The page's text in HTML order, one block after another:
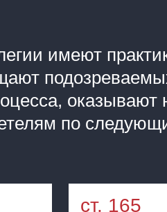
имеют
по
ст. 165